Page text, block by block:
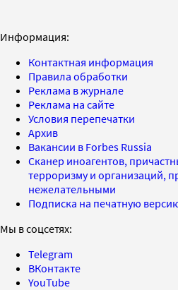
Информация:
Контактная информация
Правила обработки
Реклама в журнале
Реклама на сайте
Условия перепечатки
Архив
Вакансии в Forbes Russia
Сканер иноагентов,
терроризму и организаций,
нежелательными
Подписка на печатную
Мы в соцсетях:
Telegram
ВКонтакте
YouTube